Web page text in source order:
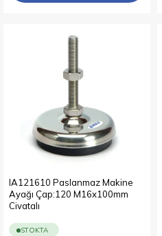
IA121610 Paslanmaz Makine
Ayağı Çap:120 M16x100mm
Civatalı
STOKTA